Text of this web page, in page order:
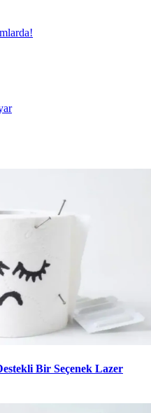
Bir Seçenek Lazer